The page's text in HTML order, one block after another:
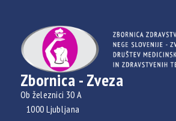
Zbornica - Zveza
Ob železnici 30 A
1000 Ljubljana